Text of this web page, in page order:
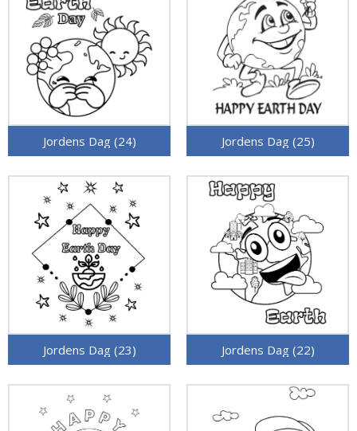
Jordens Dag (24) Jordens Dag (25)
Jordens Dag (23) Jordens Dag (22)